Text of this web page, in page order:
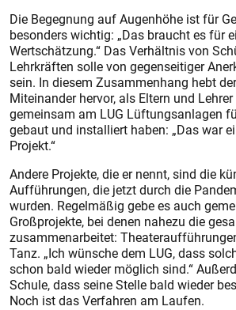
Die Begegnung auf Augenhöhe ist für
besonders wichtig: „Das braucht es für
Wertschätzung.“ Das Verhältnis von
Lehrkräften solle von gegenseitiger
sein. In diesem Zusammenhang hebt
Miteinander hervor, als Eltern und
gemeinsam am LUG Lüftungsanlagen
gebaut und installiert haben: „Das war
Projekt.“
Andere Projekte, die er nennt, sind die
Aufführungen, die jetzt durch die
wurden. Regelmäßig gebe es auch
Großprojekte, bei denen nahezu die
zusammenarbeitet:
Tanz. „Ich wünsche dem LUG, dass
schon bald wieder möglich sind.“
Schule, dass seine Stelle bald wieder
Noch ist das Verfahren am Laufen.